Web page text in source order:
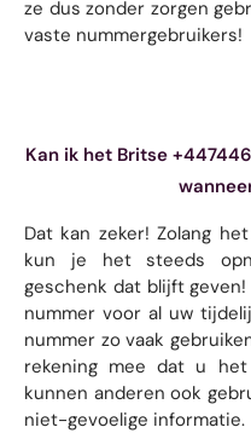
ze dus zonder zorgen
vaste nummergebruikers!
Kan ik het Britse
Dat kan zeker! Zolang
kun je het steeds
geschenk dat blijft
nummer voor al uw
nummer zo vaak
rekening mee dat u
kunnen anderen ook
niet-gevoelige informatie.